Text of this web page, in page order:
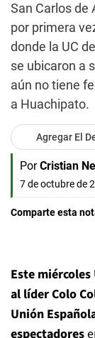
San Carlos de
por primera
donde la UC
se ubicaron a
aún no tiene
a Huachipato.
Agregar El
Por Cristian
7 de octubre de
Comparte esta
Este
al líder Colo
Unión
espectadores